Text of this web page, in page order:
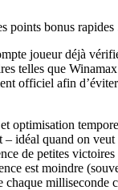
points bonus rapides
joueur déjà
telles que
officiel afin
optimisation
idéal quand on
de petites
est moindre
milliseconde